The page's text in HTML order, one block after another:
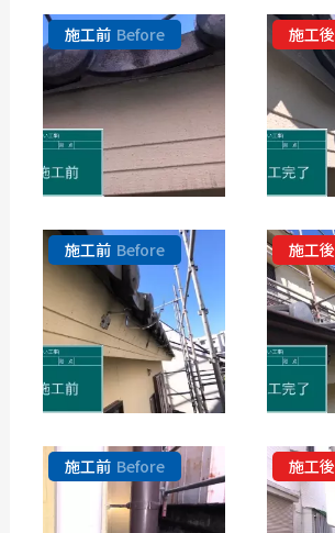
施工前 Before 施工後
施工前 Before 施工後
施工前 Before 施工後